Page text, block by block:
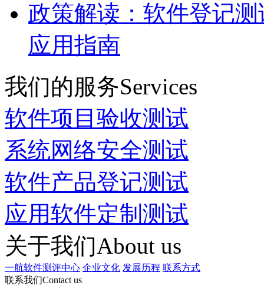
政策解读：软件登记
应用指南
我们的服务Services
软件项目验收测试
系统网络安全测试
软件产品登记测试
应用软件定制测试
关于我们About us
一航软件测评中心 企业文化 发展历程 联系方式
联系我们Contact us